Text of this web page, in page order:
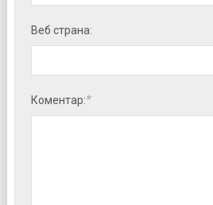
Веб страна:
Коментар:*